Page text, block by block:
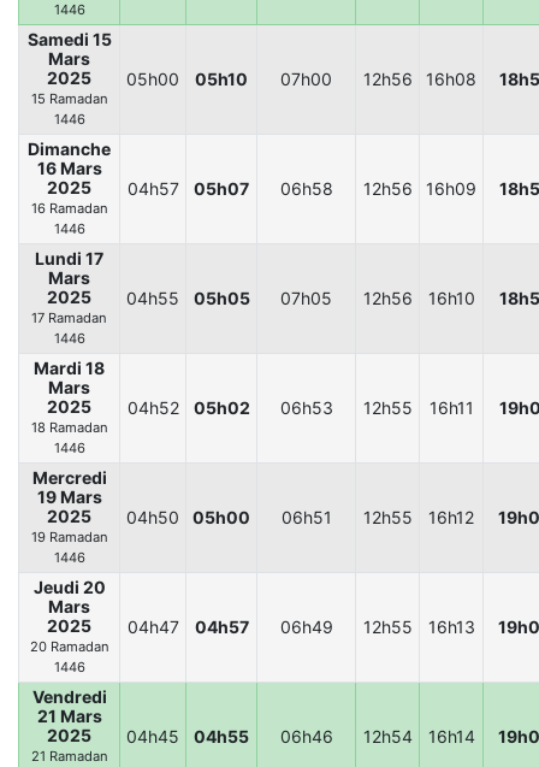
1446
Samedi 15
Mars
2025
15 Ramadan
1446
05h00 05h10 07h00 12h56 16h08
Dimanche
16 Mars
2025
16 Ramadan
1446
04h57 05h07 06h58 12h56 16h09
Lundi 17
Mars
2025
17 Ramadan
1446
04h55 05h05 07h05 12h56 16h10
Mardi 18
Mars
2025
18 Ramadan
1446
04h52 05h02 06h53 12h55 16h11
Mercredi
19 Mars
2025
19 Ramadan
1446
04h50 05h00 06h51 12h55 16h12
Jeudi 20
Mars
2025
20 Ramadan
1446
04h47 04h57 06h49 12h55 16h13
Vendredi
21 Mars
2025
21 Ramadan
04h45 04h55 06h46 12h54 16h14